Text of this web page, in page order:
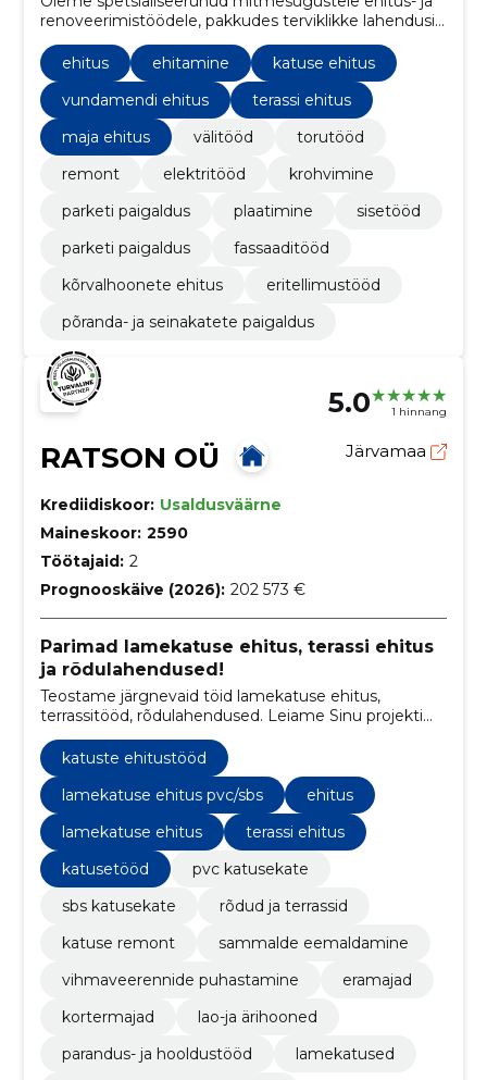
renoveerimistöödele, pakkudes terviklikke lahendusi
nii sise- kui ka välitöödele.
ehitus
ehitamine
katuse ehitus
vundamendi ehitus
terassi ehitus
maja ehitus
välitööd
torutööd
remont
elektritööd
krohvimine
parketi paigaldus
plaatimine
sisetööd
parketi paigaldus
fassaaditööd
kõrvalhoonete ehitus
eritellimustööd
põranda- ja seinakatete paigaldus
5.0 1 hinnang
RATSON OÜ Järvamaa
Krediidiskoor: Usaldusväärne
Maineskoor: 2590
Töötajaid: 2
Prognooskäive (2026): 202 573 €
Parimad lamekatuse ehitus, terassi ehitus
ja rõdulahendused!
Teostame järgnevaid töid lamekatuse ehitus,
terrassitööd, rõdulahendused. Leiame Sinu projekti
jaoks parima lahenduse.
katuste ehitustööd
lamekatuse ehitus pvc/sbs
ehitus
lamekatuse ehitus
terassi ehitus
katusetööd
pvc katusekate
sbs katusekate
rõdud ja terrassid
katuse remont
sammalde eemaldamine
vihmaveerennide puhastamine
eramajad
kortermajad
lao-ja ärihooned
parandus- ja hooldustööd
lamekatused